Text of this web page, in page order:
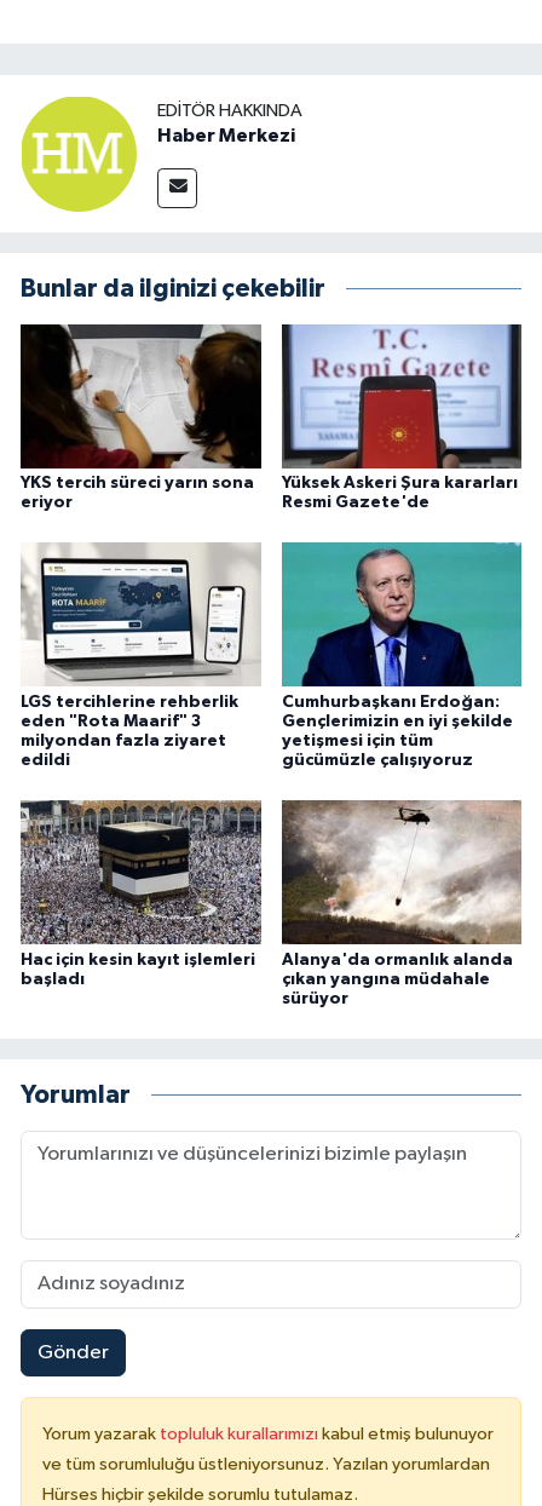
EDITÖR HAKKINDA
Haber Merkezi
Bunlar da ilginizi çekebilir
YKS tercih süreci yarın sona
eriyor
Yüksek Askeri Şura kararları
Resmi Gazete'de
LGS tercihlerine rehberlik
eden "Rota Maarif" 3
milyondan fazla ziyaret
edildi
Cumhurbaşkanı Erdoğan:
Gençlerimizin en iyi şekilde
yetişmesi için tüm
gücümüzle çalışıyoruz
Hac için kesin kayıt işlemleri
başladı
Alanya'da ormanlık alanda
çıkan yangına müdahale
sürüyor
Yorumlar
Gönder
Yorum yazarak topluluk kurallarımızı kabul etmiş bulunuyor
ve tüm sorumluluğu üstleniyorsunuz. Yazılan yorumlardan
Hürses hiçbir şekilde sorumlu tutulamaz.